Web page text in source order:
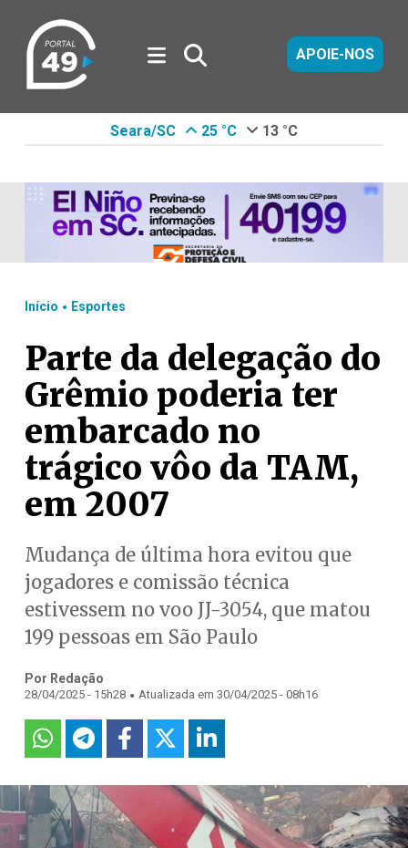
APOIE-NOS
Seara/SC 25 °C 13 °C
Início . Esportes
Parte da delegação do
Grêmio poderia ter
embarcado no
trágico vôo da TAM,
em 2007
Mudança de última hora evitou que
jogadores e comissão técnica
estivessem no voo JJ-3054, que matou
199 pessoas em São Paulo
Por Redação
28/04/2025 - 15h28 . Atualizada em 30/04/2025 - 08h16